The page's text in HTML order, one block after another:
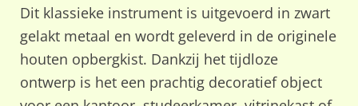
Dit klassieke instrument is uitgevoerd in zwart
gelakt metaal en wordt geleverd in de originele
houten opbergkist. Dankzij het tijdloze
ontwerp is het een prachtig decoratief object